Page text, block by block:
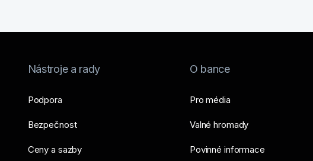
Nástroje a rady
Podpora
Bezpečnost
Ceny a sazby
O bance
Pro média
Valné hromady
Povinné informace